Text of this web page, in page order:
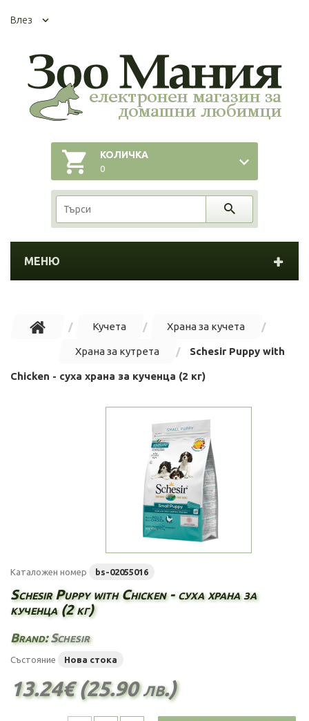
Влез
КОЛИЧКА
0
МЕНЮ
Кучета Храна за кучета
Храна за кутрета Schesir Puppy with
Chicken - суха храна за кученца (2 кг)
Каталожен номер bs-02055016
Schesir Puppy with Chicken - суха храна за
кученца (2 кг)
Brand:Schesir
Състояние Нова стока
13.24€ (25.90 лв.)